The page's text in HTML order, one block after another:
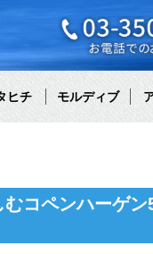
ヒチ モルディブ
むコペンハーゲン